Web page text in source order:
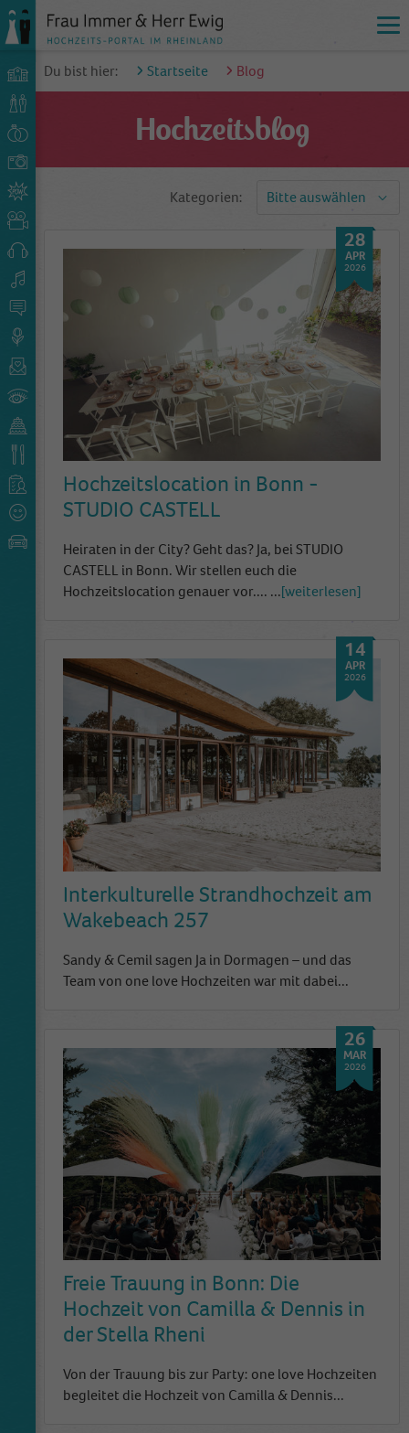
Du bist hier: Startseite Blog
Hochzeitsblog
Kategorien: Bitte auswählen
28
APR
2026
Hochzeitslocation in Bonn -
STUDIO CASTELL
Heiraten in der City? Geht das? Ja, bei STUDIO
CASTELL in Bonn. Wir stellen euch die
Hochzeitslocation genauer vor.... ... weiterlesen
14
APR
2026
Interkulturelle Strandhochzeit am
Wakebeach 257
Sandy & Cemil sagen Ja in Dormagen – und das
Team von one love Hochzeiten war mit dabei...
26
MAR
2026
Freie Trauung in Bonn: Die
Hochzeit von Camilla & Dennis in
der Stella Rheni
Von der Trauung bis zur Party: one love Hochzeiten
begleitet die Hochzeit von Camilla & Dennis...